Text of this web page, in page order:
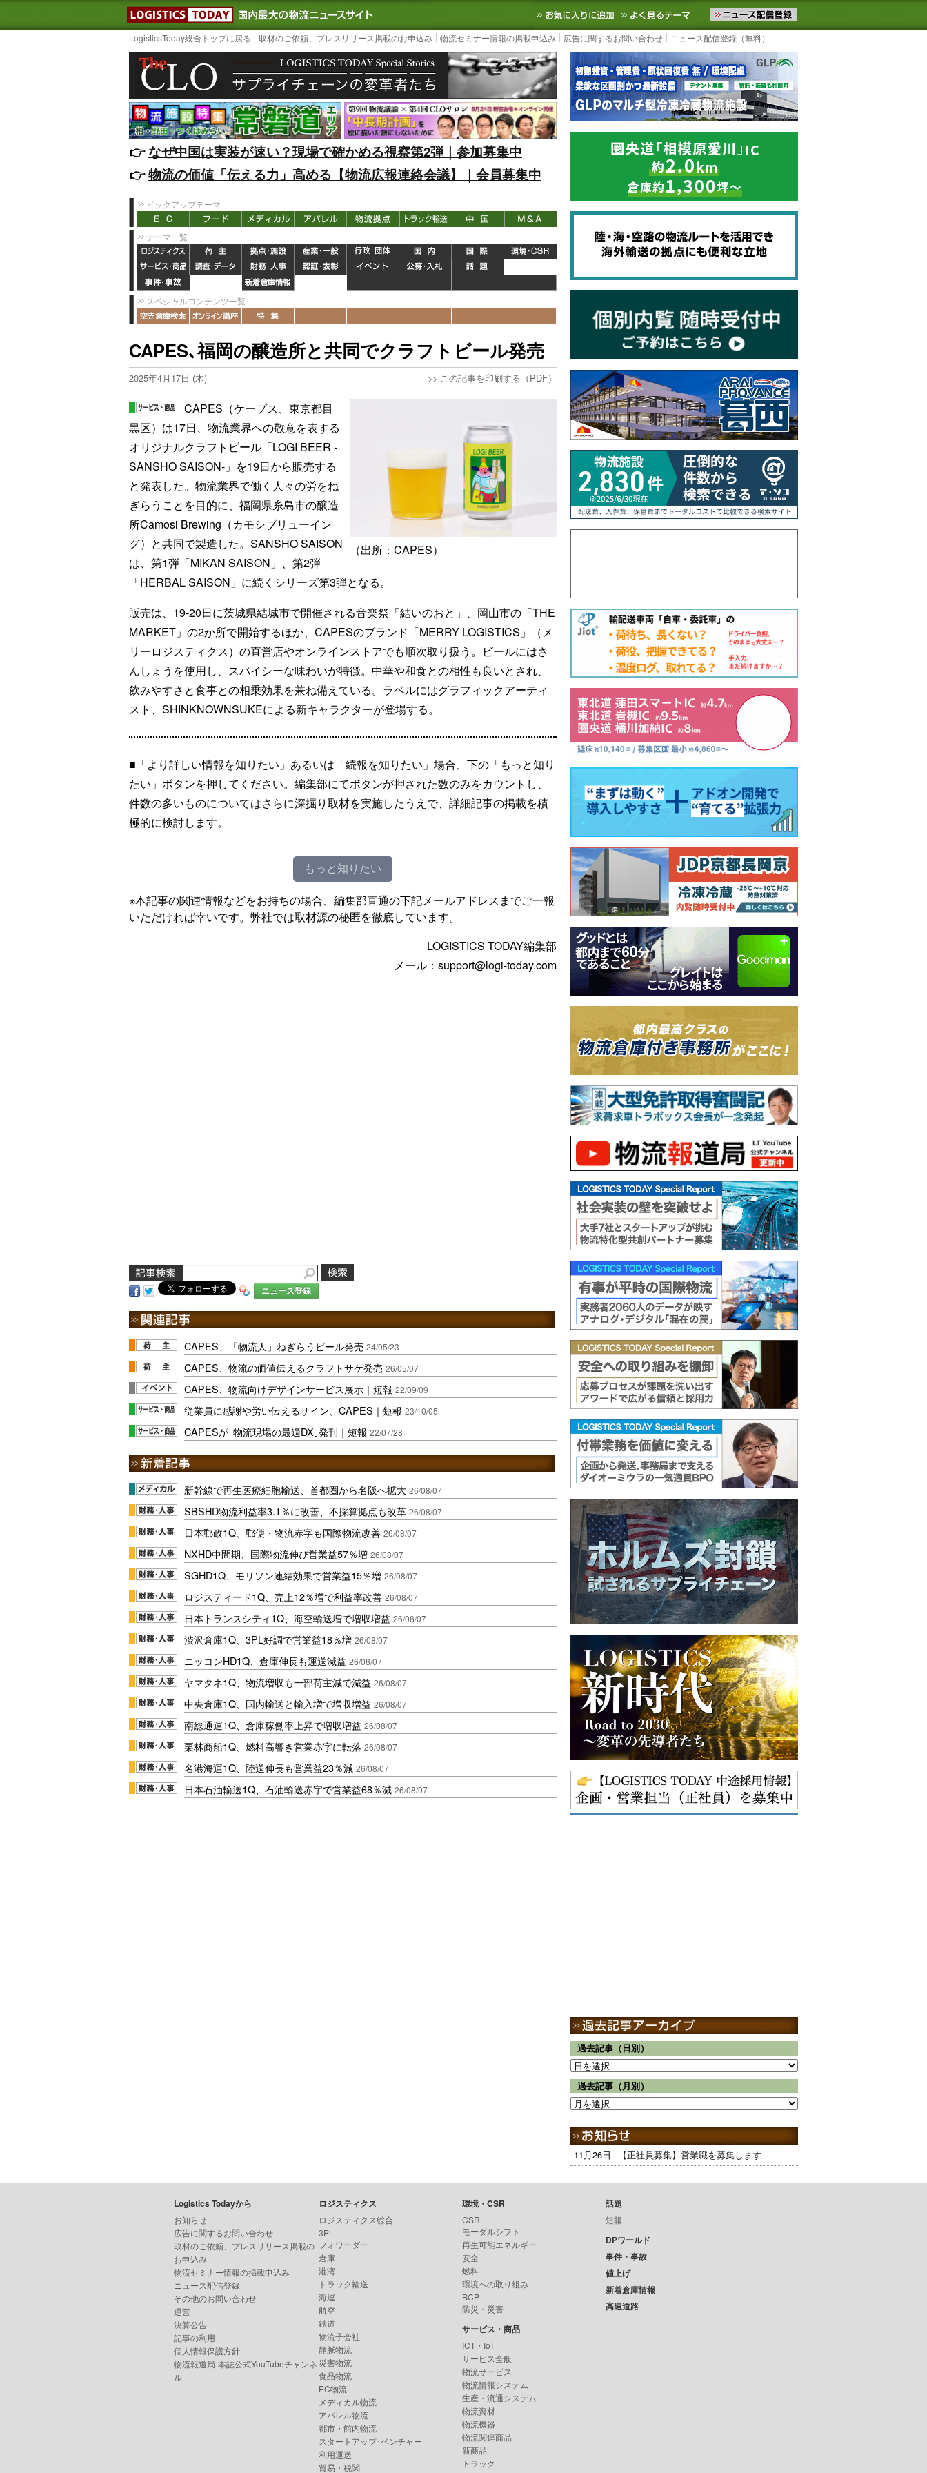
LOGISTICS TODAY｜国内最大の物流ニュースサイト3PL, SCMなど国内外の最新の物流ニュースをお届けします。物流ニュースメール配信を登録す
お気に入りに追加 よく見るテーマ
LogisticsToday総合トップに戻る 取材のご依頼、プレスリリース掲載のお申込み 物流セミナー情報の掲載申込み 広告に関するお問い合わせ ニュース配信登録（無料）
👉️なぜ中国は実装が速い？現場で確かめる視察第2弾｜参加募集中
👉️物流の価値「伝える力」高める【物流広報連絡会議】｜会員募集中
ピックアップテーマ
テーマ一覧
スペシャルコンテンツ一覧
CAPES､福岡の醸造所と共同でクラフトビール発売
2025年4月17日 (木) >> この記事を印刷する（PDF）
（出所：CAPES）
CAPES（ケープス、東京都目
黒区）は17日、物流業界への敬意を表する
オリジナルクラフトビール「LOGI BEER -
SANSHO SAISON-」を19日から販売する
と発表した。物流業界で働く人々の労をね
ぎらうことを目的に、福岡県糸島市の醸造
所Camosi Brewing（カモシブリューイン
グ）と共同で製造した。SANSHO SAISON
は、第1弾「MIKAN SAISON」、第2弾
「HERBAL SAISON」に続くシリーズ第3弾となる。
販売は、19-20日に茨城県結城市で開催される音楽祭「結いのおと」、岡山市の「THE
MARKET」の2か所で開始するほか、CAPESのブランド「MERRY LOGISTICS」（メ
リーロジスティクス）の直営店やオンラインストアでも順次取り扱う。ビールにはさ
んしょうを使用し、スパイシーな味わいが特徴。中華や和食との相性も良いとされ、
飲みやすさと食事との相乗効果を兼ね備えている。ラベルにはグラフィックアーティ
スト、SHINKNOWNSUKEによる新キャラクターが登場する。
■「より詳しい情報を知りたい」あるいは「続報を知りたい」場合、下の「もっと知り
たい」ボタンを押してください。編集部にてボタンが押された数のみをカウントし、
件数の多いものについてはさらに深掘り取材を実施したうえで、詳細記事の掲載を積
極的に検討します。
もっと知りたい
※本記事の関連情報などをお持ちの場合、編集部直通の下記メールアドレスまでご一報
いただければ幸いです。弊社では取材源の秘匿を徹底しています。
LOGISTICS TODAY編集部
メール：support@logi-today.com
ニュース登録
CAPES、「物流人」ねぎらうビール発売 24/05/23
CAPES、物流の価値伝えるクラフトサケ発売 26/05/07
CAPES、物流向けデザインサービス展示｜短報 22/09/09
従業員に感謝や労い伝えるサイン、CAPES｜短報 23/10/05
CAPESが｢物流現場の最適DX｣発刊｜短報 22/07/28
新幹線で再生医療細胞輸送、首都圏から名阪へ拡大 26/08/07
SBSHD物流利益率3.1％に改善、不採算拠点も改革 26/08/07
日本郵政1Q、郵便・物流赤字も国際物流改善 26/08/07
NXHD中間期、国際物流伸び営業益57％増 26/08/07
SGHD1Q、モリソン連結効果で営業益15％増 26/08/07
ロジスティード1Q、売上12％増で利益率改善 26/08/07
日本トランスシティ1Q、海空輸送増で増収増益 26/08/07
渋沢倉庫1Q、3PL好調で営業益18％増 26/08/07
ニッコンHD1Q、倉庫伸長も運送減益 26/08/07
ヤマタネ1Q、物流増収も一部荷主減で減益 26/08/07
中央倉庫1Q、国内輸送と輸入増で増収増益 26/08/07
南総通運1Q、倉庫稼働率上昇で増収増益 26/08/07
栗林商船1Q、燃料高響き営業赤字に転落 26/08/07
名港海運1Q、陸送伸長も営業益23％減 26/08/07
日本石油輸送1Q、石油輸送赤字で営業益68％減 26/08/07
過去記事（日別）
過去記事（月別）
11月26日 【正社員募集】営業職を募集します
Logistics Todayから
お知らせ
広告に関するお問い合わせ
取材のご依頼、プレスリリース掲載の
お申込み
物流セミナー情報の掲載申込み
ニュース配信登録
その他のお問い合わせ
運営
決算公告
記事の利用
個人情報保護方針
物流報道局-本誌公式YouTubeチャンネ
ル-
ロジスティクス
ロジスティクス総合
3PL
フォワーダー
倉庫
港湾
トラック輸送
海運
航空
鉄道
物流子会社
静脈物流
災害物流
食品物流
EC物流
メディカル物流
アパレル物流
都市・館内物流
スタートアップ･ベンチャー
利用運送
貿易・税関
環境・CSR
CSR
モーダルシフト
再生可能エネルギー
安全
燃料
環境への取り組み
BCP
防災・災害
サービス・商品
ICT・IoT
サービス全般
物流サービス
物流情報システム
生産・流通システム
物流資材
物流機器
物流関連商品
新商品
トラック
話題
短報
DPワールド
事件・事故
値上げ
新着倉庫情報
高速道路